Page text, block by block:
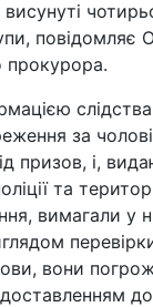
висунуті
повідомляє
прокурора.
за
призов, і,
та
вимагали у
вони